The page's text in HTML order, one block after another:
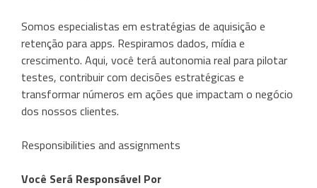
Somos especialistas em estratégias de aquisição e
retenção para apps. Respiramos dados, mídia e
crescimento. Aqui, você terá autonomia real para pilotar
testes, contribuir com decisões estratégicas e
transformar números em ações que impactam o negócio
dos nossos clientes.
Responsibilities and assignments
Você Será Responsável Por